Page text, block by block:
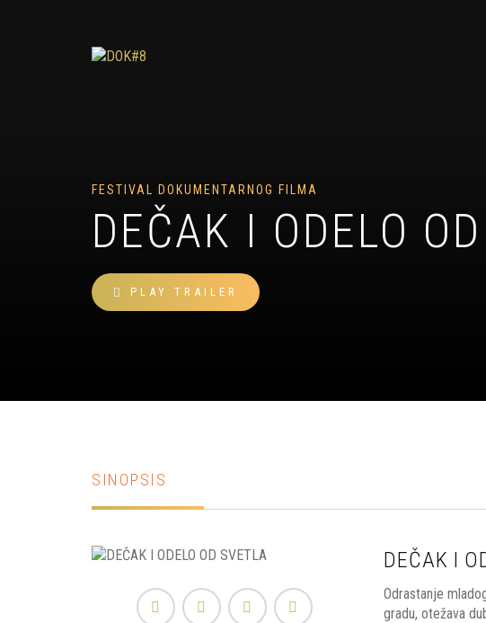
FESTIVAL DOKUMENTARNOG FILMA
DEČAK I ODELO
PLAY TRAILER
SINOPSIS
DEČAK I
Odrastanje
gradu, otežava